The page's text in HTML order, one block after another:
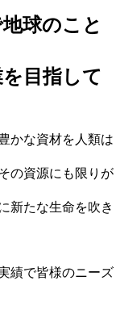
球のこと
目指して
かな資材を人類は
の資源にも限りが
新たな生命を吹き
績で皆様のニーズ